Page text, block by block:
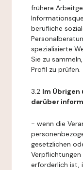
frühere
berufliche
spezialisierte
Sie zu
Profil zu prüfen.
3.2 Im Übrigen
darüber
- wenn die
gesetzlichen
erforderlich ist,